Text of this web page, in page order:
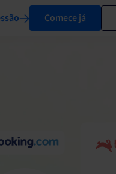
Comece já